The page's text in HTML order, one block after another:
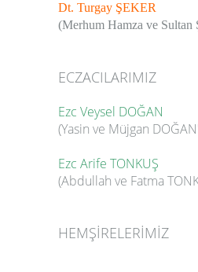
Dt. Turgay ŞEKER
(Merhum Hamza ve Sultan
ECZACILARIMIZ
Ezc Veysel DOĞAN
(Yasin ve Müjgan
Ezc Arife TONKUŞ
(Abdullah ve Fatma
HEMŞİRELERİMİZ